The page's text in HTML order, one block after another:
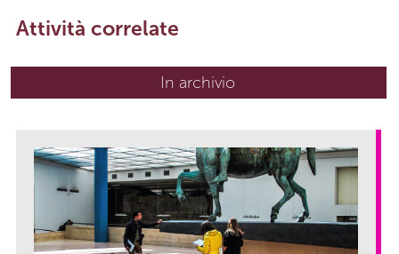
Attività correlate
In archivio